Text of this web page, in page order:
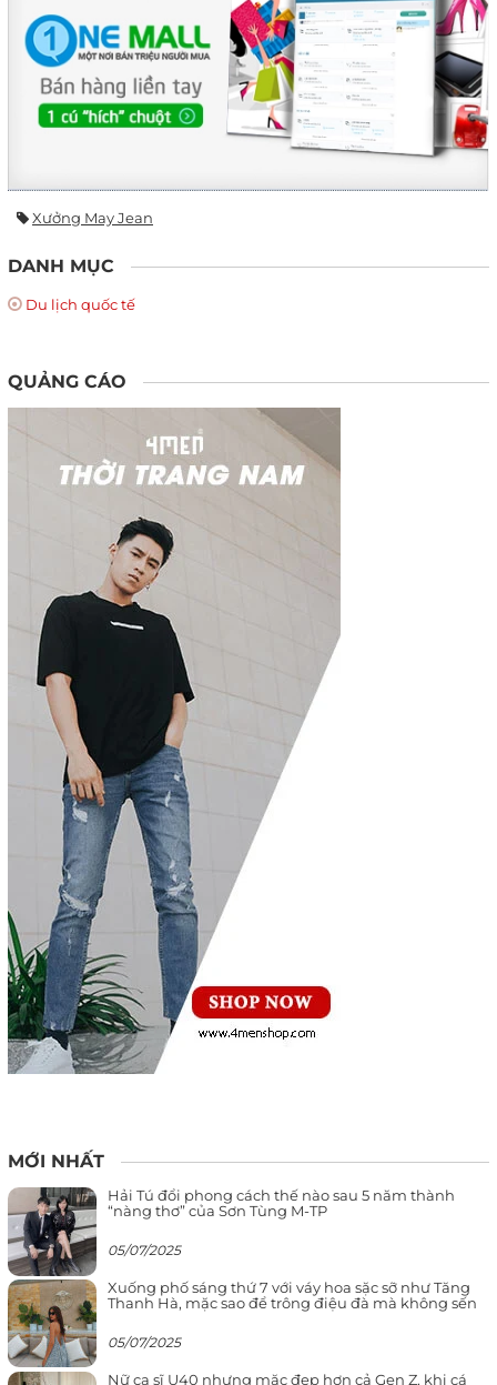
Xưởng May Jean
DANH MỤC
Du lịch quốc tế
QUẢNG CÁO
MỚI NHẤT
Hải Tú đổi phong cách thế nào sau 5 năm thành
“nàng thơ” của Sơn Tùng M-TP
05/07/2025
Xuống phố sáng thứ 7 với váy hoa sặc sỡ như Tăng
Thanh Hà, mặc sao để trông điệu đà mà không sến
05/07/2025
Nữ ca sĩ U40 nhưng mặc đẹp hơn cả Gen Z, khi cá